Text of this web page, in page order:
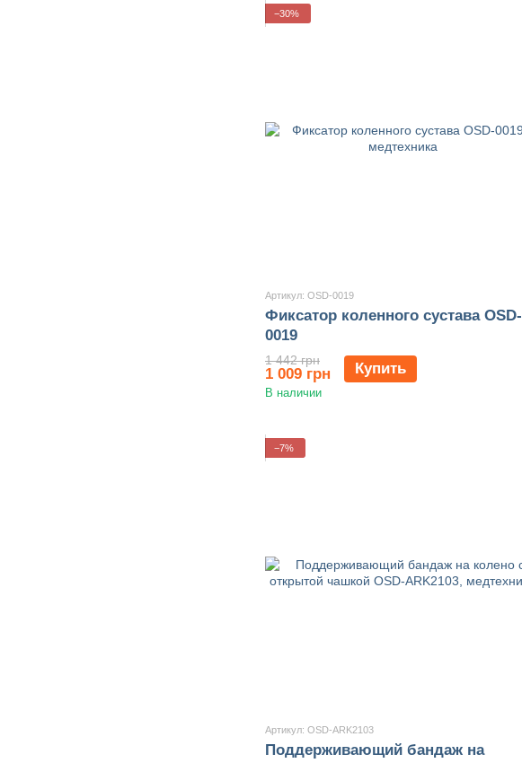
−30%
Артикул: OSD-0019
Фиксатор коленного сустава OSD-
0019
1 442 грн
1 009 грн Купить
В наличии
−7%
Артикул: OSD-ARK2103
Поддерживающий бандаж на